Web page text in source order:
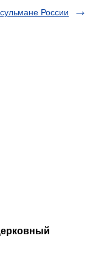
России